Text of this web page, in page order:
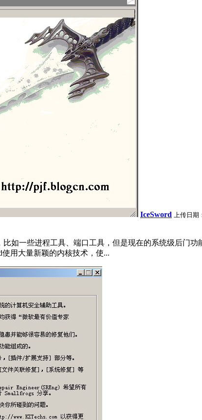
IceSword 上传日期
如一些进程工具、端口工具，但是现在的系统级后门
用大量新颖的内核技术，使...